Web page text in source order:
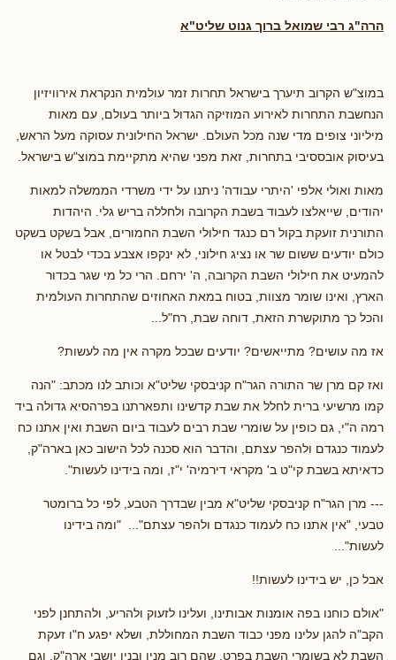
הרה"ג רבי שמואל ברוך גנוט שליט"א
במוצ"ש הקרוב תיערך בישראל תחרות זמר עולמית הנקראת אירוויזיון
הנחשבת התחרות לאירוע המוזיקה הגדול ביותר בעולם, עם מאות
מיליוני צופים מדי שנה מכל העולם. ישראל החילונית עסוקה מעל הראש,
בעיסוק אובססיבי בתחרות, זאת מפני שהיא מתקיימת במוצ"ש בישראל.
מאות ואולי אלפי 'היתרי עבודה' ניתנו על ידי משרדי הממשלה למאות
יהודים, שייאלצו לעבוד בשבת הקרובה ולחללה בריש גלי. היהדות
התורנית זועקת בקול רם כנגד חילולי השבת החמורים, אבל בשקט בשקט
כולם יודעים ששום שר או נציג חילוני, לא ינקפו אצבע בכדי לבטל או
להמעיט את חילולי השבת הקרובה, ה' ירחם. הרי כל מי שגר בכדור
הארץ, ואינו שומר מצוות, בטוח במאת האחוזים שהתחרות העולמית
והכל כך מתוקשרת הזאת, דוחה שבת, רח"ל...
אז מה עושים? מתייאשים? יודעים שבכל מקרה אין מה לעשות?
ואז קם מרן שר התורה הגר"ח קניבסקי שליט"א וכותב לנו מכתב: "הנה
קמו מרשיעי ברית לחלל את שבת קדשינו ותפארתנו בפרהסיא גדולה ביד
רמה ה"י, גם כופין על שומרי שבת רבים לעבוד ביום השבת ואין אתנו כח
לעמוד כנגדם ולהפר עצתם, והדבר הוא סכנה לכל הישוב כאן בארה"ק,
כדאיתא בשבת קי"ט ב' מקראי דירמיה' י"ז, ומה בידינו לעשות".
--- מרן הגר"ח קניבסקי שליט"א מבין שבדרך הטבע, לפי כל ברומטר
טבעי, "אין אתנו כח לעמוד כנגדם ולהפר עצתם"... "ומה בידינו
לעשות"...
אבל כן, יש בידינו לעשות!!
"אולם כוחנו בפה אומנות אבותינו, ועלינו לזעוק ולהריע, ולהתחנן לפני
הקב"ה להגן עלינו מפני כבוד השבת המחוללת, ושלא יפגע ח"ו זעקת
השבת לא בשומרי השבת בפרט, שהם רוב מנין ובנין יושבי ארה"ק, וגם